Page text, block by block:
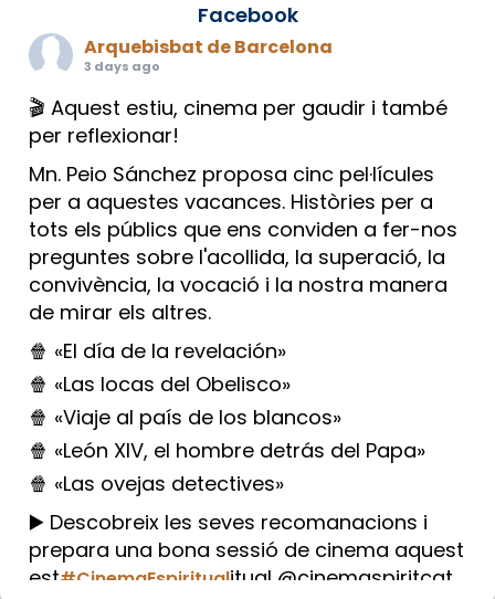
Facebook
Arquebisbat de Barcelona
3 days ago
🎬 Aquest estiu, cinema per gaudir i també
per reflexionar!
Mn. Peio Sánchez proposa cinc pel·lícules
per a aquestes vacances. Històries per a
tots els públics que ens conviden a fer-nos
preguntes sobre l'acollida, la superació, la
convivència, la vocació i la nostra manera
de mirar els altres.
🍿 «El día de la revelación»
🍿 «Las locas del Obelisco»
🍿 «Viaje al país de los blancos»
🍿 «León XIV, el hombre detrás del Papa»
🍿 «Las ovejas detectives»
▶️ Descobreix les seves recomanacions i
prepara una bona sessió de cinema aquest
est#CinemaEspiritualitual @cinemaspiritcat